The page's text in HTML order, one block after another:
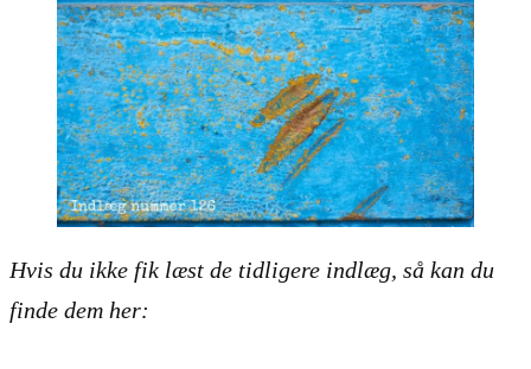
Hvis du ikke fik læst de tidligere indlæg, så kan du
finde dem her: